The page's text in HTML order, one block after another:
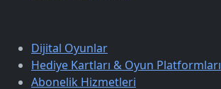
Dijital Oyunlar
Hediye Kartları & Oyun Platformları
Abonelik Hizmetleri